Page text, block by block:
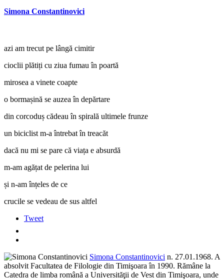
Simona Constantinovici
azi am trecut pe lângă cimitir
cioclii plătiți cu ziua fumau în poartă
mirosea a vinete coapte
o bormașină se auzea în depărtare
din corcoduș cădeau în spirală ultimele frunze
un biciclist m-a întrebat în treacăt
dacă nu mi se pare că viața e absurdă
m-am agățat de pelerina lui
și n-am înțeles de ce
crucile se vedeau de sus altfel
Tweet
Simona Constantinovici n. 27.01.1968. A
absolvit Facultatea de Filologie din Timişoara în 1990. Rămâne la
Catedra de limba română a Universităţii de Vest din Timişoara, unde